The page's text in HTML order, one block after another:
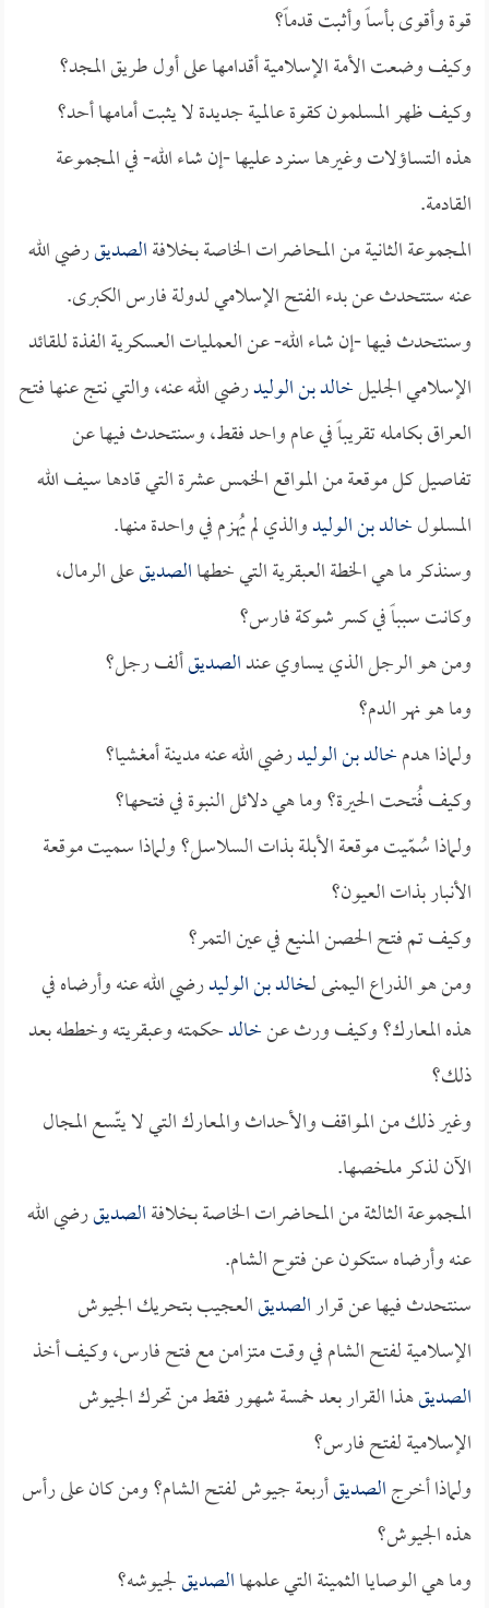
قوة وأقوى بأساً وأثبت قدماً؟
وكيف وضعت الأمة الإسلامية أقدامها على أول طريق المجد؟
وكيف ظهر المسلمون كقوة عالمية جديدة لا يثبت أمامها أحد؟
هذه التساؤلات وغيرها سنرد عليها -إن شاء الله- في المجموعة
القادمة.
المجموعة الثانية من المحاضرات الخاصة بخلافةالصديقرضي الله
عنه ستتحدث عن بدء الفتح الإسلامي لدولة فارس الكبرى.
وسنتحدث فيها -إن شاء الله- عن العمليات العسكرية الفذة للقائد
الإسلامي الجليلخالد بن الوليدرضي الله عنه، والتي نتج عنها فتح
العراق بكامله تقريباً في عام واحد فقط، وسنتحدث فيها عن
تفاصيل كل موقعة من المواقع الخمس عشرة التي قادها سيف الله
المسلولخالد بن الوليدوالذي لم يُهزم في واحدة منها.
وسنذكر ما هي الخطة العبقرية التي خطهاالصديقعلى الرمال،
وكانت سبباً في كسر شوكة فارس؟
ومن هو الرجل الذي يساوي عندالصديقألف رجل؟
وما هو نهر الدم؟
ولماذا هدمخالد بن الوليدرضي الله عنه مدينة أمغشيا؟
وكيف فُتحت الحيرة؟ وما هي دلائل النبوة في فتحها؟
ولماذا سُمّيت موقعة الأبلة بذات السلاسل؟ ولماذا سميت موقعة
الأنبار بذات العيون؟
وكيف تم فتح الحصن المنيع في عين التمر؟
ومن هو الذراع اليمنى لـخالد بن الوليدرضي الله عنه وأرضاه في
هذه المعارك؟ وكيف ورث عنخالدحكمته وعبقريته وخططه بعد
ذلك؟
وغير ذلك من المواقف والأحداث والمعارك التي لا يتّسع المجال
الآن لذكر ملخصها.
المجموعة الثالثة من المحاضرات الخاصة بخلافةالصديقرضي الله
عنه وأرضاه ستكون عن فتوح الشام.
سنتحدث فيها عن قرارالصديقالعجيب بتحريك الجيوش
الإسلامية لفتح الشام في وقت متزامن مع فتح فارس، وكيف أخذ
الصديقهذا القرار بعد خمسة شهور فقط من تحرك الجيوش
الإسلامية لفتح فارس؟
ولماذا أخرجالصديقأربعة جيوش لفتح الشام؟ ومن كان على رأس
هذه الجيوش؟
وما هي الوصايا الثمينة التي علمهاالصديقلجيوشه؟